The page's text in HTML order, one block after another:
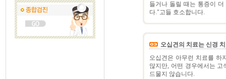
들거나 돌릴 때는 통증이
다."고들 호소합니다.
오십견의 치료는 신경
오십견은 아무런 치료를 하
많지만, 어떤 경우에서는
드물지 않습니다.